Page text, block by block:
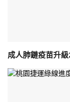
成人肺鏈疫苗升